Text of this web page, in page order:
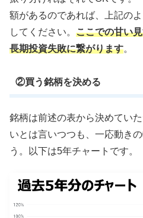
額があるのであれば、上記の
してください。 ここでの甘い
長期投資失敗に繋がります。
②買う銘柄を決める
銘柄は前述の表から決めてい
いとは言いつつも、一応動き
う。以下は5年チャートです。